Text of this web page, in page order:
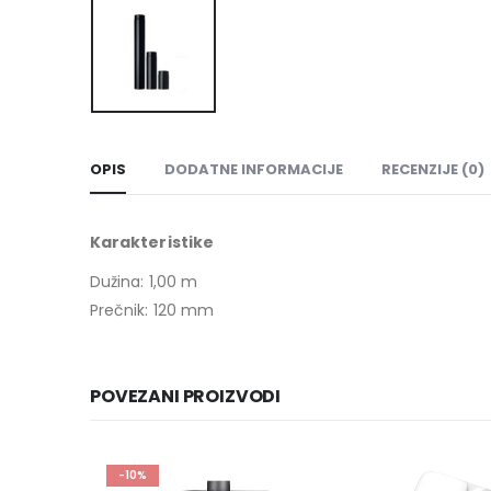
OPIS DODATNE INFORMACIJE RECENZIJE (0)
Karakteristike
Dužina: 1,00 m
Prečnik: 120 mm
POVEZANI PROIZVODI
-10%